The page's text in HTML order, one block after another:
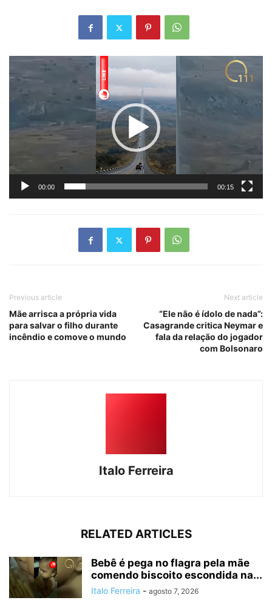
Tocador
de
vídeo
00:00 00:15
Previous article
Mãe arrisca a própria vida
para salvar o filho durante
incêndio e comove o mundo
Next article
“Ele não é ídolo de nada”:
Casagrande critica Neymar e
fala da relação do jogador
com Bolsonaro
Italo Ferreira
RELATED ARTICLES
Bebê é pega no flagra pela mãe
comendo biscoito escondida na...
Italo Ferreira - agosto 7, 2026